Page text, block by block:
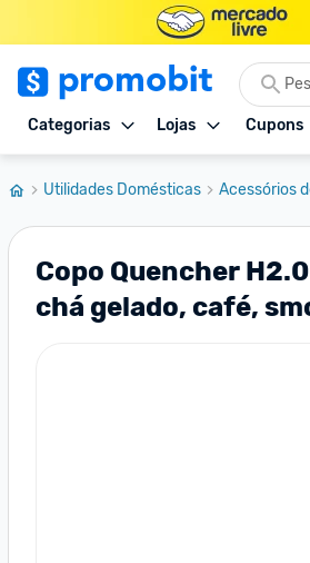
Categorias Lojas Cupons
Utilidades Domésticas Acessórios
Copo Quencher
chá gelado, café,